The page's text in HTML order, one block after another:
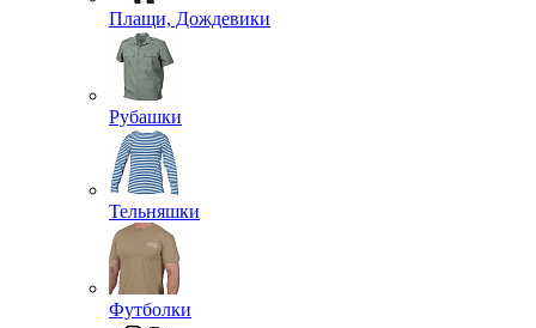
Плащи, Дождевики
Рубашки
Тельняшки
Футболки